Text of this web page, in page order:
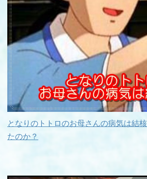
となりのトトロのお母さんの病気は結
たのか？